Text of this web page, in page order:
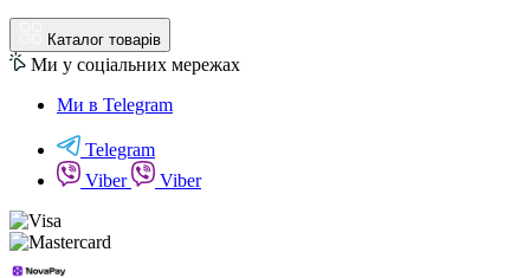
Каталог товарів
Ми у соціальних мережах
Ми в Telegram
Telegram
Viber
Viber